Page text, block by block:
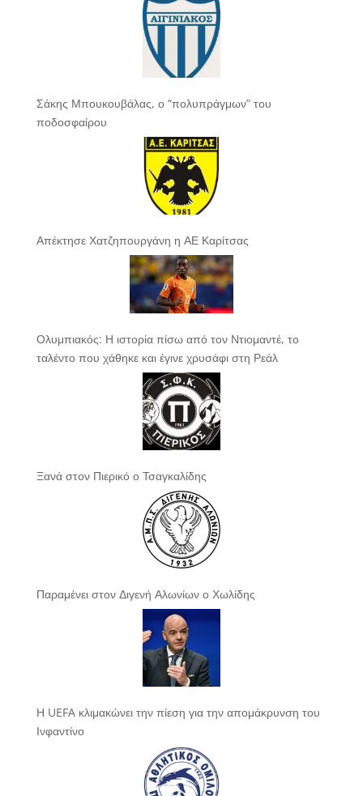
Σάκης Μπουκουβάλας, ο “πολυπράγμων” του
ποδοσφαίρου
Απέκτησε Χατζηπουργάνη η ΑΕ Καρίτσας
Ολυμπιακός: Η ιστορία πίσω από τον Ντιομαντέ, το
ταλέντο που χάθηκε και έγινε χρυσάφι στη Ρεάλ
Ξανά στον Πιερικό ο Τσαγκαλίδης
Παραμένει στον Διγενή Αλωνίων ο Χωλίδης
Η UEFA κλιμακώνει την πίεση για την απομάκρυνση του
Ινφαντίνο